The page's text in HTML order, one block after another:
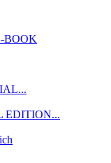
Reiter der schwarzen